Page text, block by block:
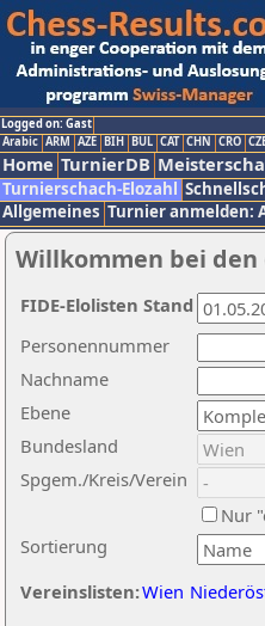
Logged on: Gast
Arabic ARM AZE BIH BUL CAT CHN CRO
Home TurnierDB
Turnierschach-Elozahl
Allgemeines Turnier anmelden:
Willkommen bei den
Nachname
Ebene
Sortierung
Personennummer
Bundesland
Spgem./Kreis/Verein
Nur
Vereinslisten:Wien
FIDE-Elolisten Stand